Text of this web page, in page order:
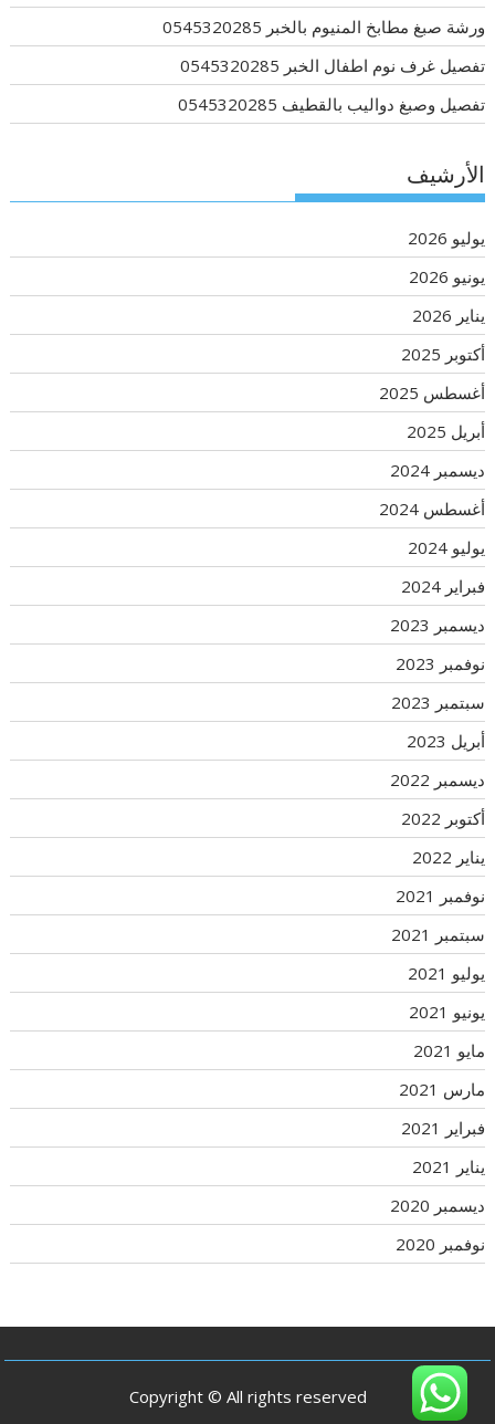
ورشة صبغ مطابخ المنيوم بالخبر 0545320285
تفصيل غرف نوم اطفال الخبر 0545320285
تفصيل وصبغ دواليب بالقطيف 0545320285
الأرشيف
يوليو 2026
يونيو 2026
يناير 2026
أكتوبر 2025
أغسطس 2025
أبريل 2025
ديسمبر 2024
أغسطس 2024
يوليو 2024
فبراير 2024
ديسمبر 2023
نوفمبر 2023
سبتمبر 2023
أبريل 2023
ديسمبر 2022
أكتوبر 2022
يناير 2022
نوفمبر 2021
سبتمبر 2021
يوليو 2021
يونيو 2021
مايو 2021
مارس 2021
فبراير 2021
يناير 2021
ديسمبر 2020
نوفمبر 2020
Copyright © All rights reserved